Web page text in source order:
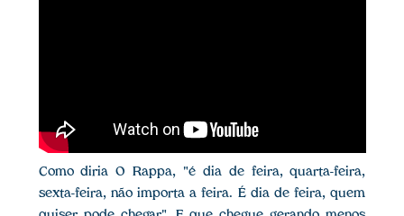
Como diria O Rappa, "é dia de feira, quarta-feira,
sexta-feira, não importa a feira. É dia de feira, quem